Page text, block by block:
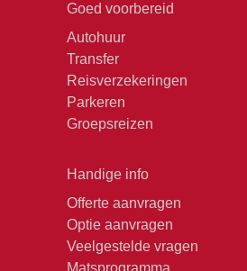
Goed voorbereid
Autohuur
Transfer
Reisverzekeringen
Parkeren
Groepsreizen
Handige info
Offerte aanvragen
Optie aanvragen
Veelgestelde vragen
Matsprogramma